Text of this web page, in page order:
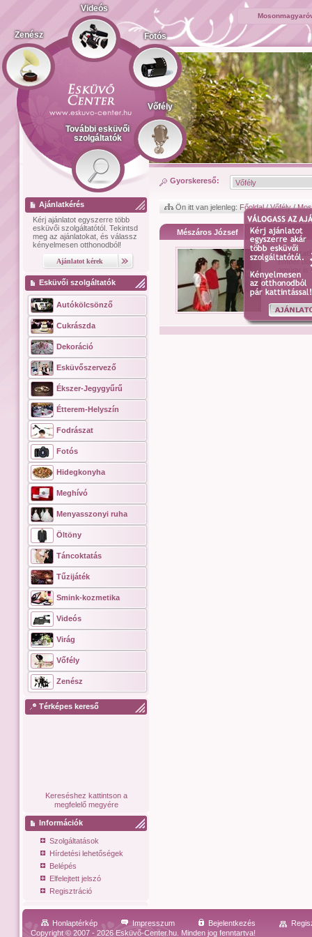
Zenész
Videós
Fotós
Vőfély
További esküvői
szolgáltatók
Ajánlatkérés
Kérj ajánlatot egyszerre több
esküvői szolgáltatótól. Tekintsd
meg az ajánlatokat, és válassz
kényelmesen otthonodból!
Esküvői szolgáltatók
Autókölcsönző
Cukrászda
Dekoráció
Esküvőszervező
Ékszer-Jegygyűrű
Étterem-Helyszín
Fodrászat
Fotós
Hidegkonyha
Meghívó
Menyasszonyi ruha
Öltöny
Táncoktatás
Tűzijáték
Smink-kozmetika
Videós
Virág
Vőfély
Zenész
Térképes kereső
Kereséshez kattintson a
megfelelő megyére
Információk
Szolgáltatások
Hírdetési lehetőségek
Belépés
Elfelejtett jelszó
Regisztráció
Gyorskereső:
Ön itt van jelenleg: Főoldal/Vőfély/
Mészáros József
ember
amúgy
Honlaptérkép Impresszum Bejelentkezés
Copyright © 2007 - 2026 Esküvő-Center.hu. Minden jog fenntartva!